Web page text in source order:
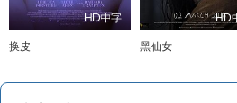
HD中字
换皮
HD
黑仙女